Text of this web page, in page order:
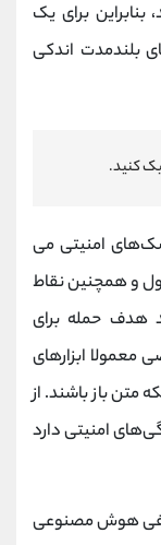
برای یک
بلندمدت اندکی
کنید.
امنیتی می
و همچنین نقاط
هدف حمله برای
معمولا ابزارهای
باز باشند. از
امنیتی دارد
هوش مصنوعی